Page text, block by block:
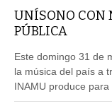
UNÍSONO CON
PÚBLICA
Este domingo 31 de
la música del país a
INAMU produce para